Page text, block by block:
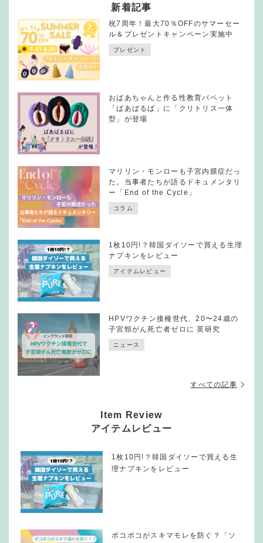
新着記事
祝7周年！最大70％OFFのサマーセー
ル＆プレゼントキャンペーン実施中
プレゼント
おばあちゃんと作る性教育パペット
「ばあばるば」に「クリトリス一体
型」が登場
マリリン・モンローも子宮内膜症だっ
た。当事者たちが語るドキュメンタリ
ー「End of the Cycle」
コラム
1枚10円!？韓国ダイソーで買える生理
ナプキンをレビュー
アイテムレビュー
HPVワクチン接種世代、20〜24歳の
子宮頸がん死亡者ゼロに 英研究
ニュース
すべての記事
Item Review
アイテムレビュー
1枚10円!？韓国ダイソーで買える生
理ナプキンをレビュー
ポコポコがスキマモレを防ぐ？「ソ